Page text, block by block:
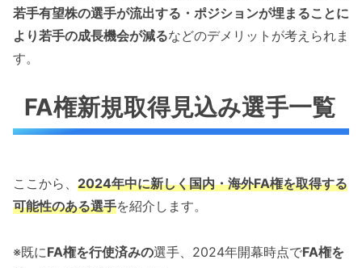
若手有望株の選手が流出する・ポジションが埋まることに
より若手の成長機会が減るなどのデメリットが考えられま
す。
FA権新規取得見込み選手一覧
ここから、 2024年中に新しく国内・海外FA権を取得する
可能性のある選手を紹介します。
※既にFA権を行使済みの選手、2024年開幕時点でFA権を